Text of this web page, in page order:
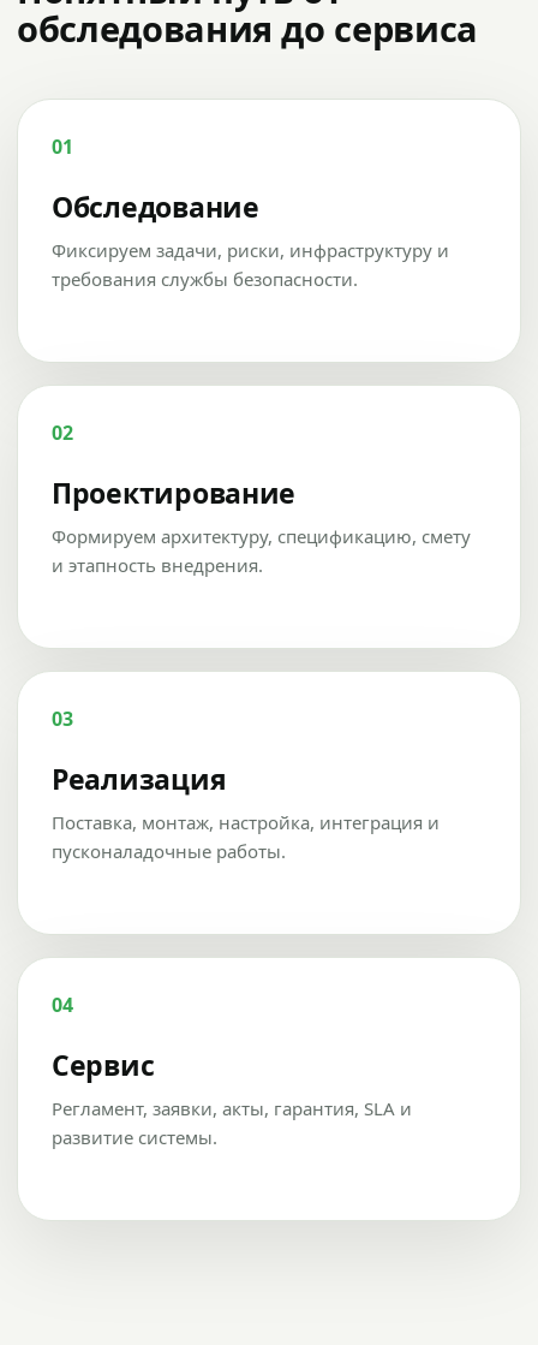
обследования до сервиса
01
Обследование
Фиксируем задачи, риски, инфраструктуру и
требования службы безопасности.
02
Проектирование
Формируем архитектуру, спецификацию, смету
и этапность внедрения.
03
Реализация
Поставка, монтаж, настройка, интеграция и
пусконаладочные работы.
04
Сервис
Регламент, заявки, акты, гарантия, SLA и
развитие системы.